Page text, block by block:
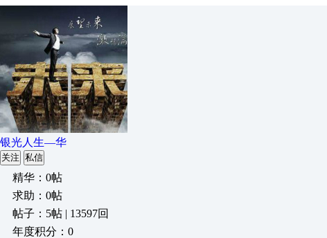
银光人生—华
关注 私信
精华：0帖
求助：0帖
帖子：5帖 | 13597回
年度积分：0